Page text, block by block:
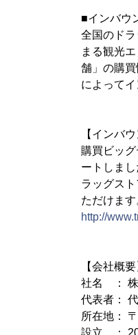
■インバウ
全国のド
まる観光
舗」の購
によって
【インバ
購買ビッ
ートしま
ラッグス
ただけます
http://
【会社概要
社名 ： 株
代表者：
所在地：